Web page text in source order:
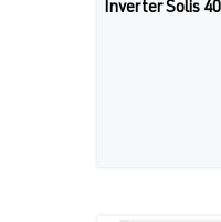
Inverter Solis